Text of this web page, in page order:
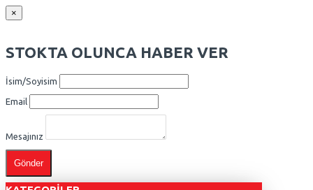
×
STOKTA OLUNCA HABER VER
İsim/Soyisim
Email
Mesajınız
Gönder